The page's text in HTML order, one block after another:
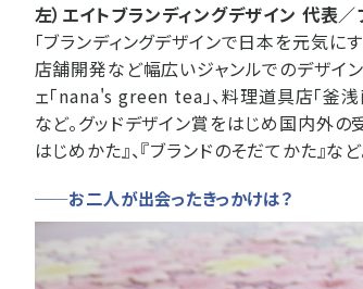
左）エイトブランディングデザイン 代表
「ブランディングデザインで日本を元気に
店舗開発など幅広いジャンルでのデザイン
ェ「nana's green tea」、料理道具店「釜浅
など。グッドデザイン賞をはじめ国内外の
はじめかた』、『ブランドのそだてかた』など
──お二人が出会ったきっかけは？